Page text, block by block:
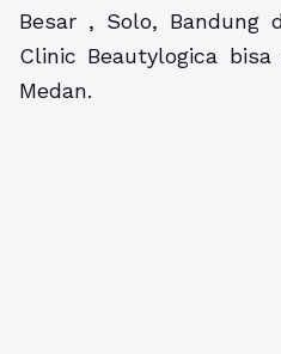
Besar , Solo, Bandung
Clinic Beautylogica
Medan.